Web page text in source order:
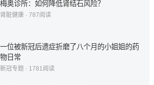
梅奥诊所：如何降低肾结石风险？
肾脏健康· 787阅读
一位被新冠后遗症折磨了八个月的小姐姐的药
物日常
新冠专题· 1781 阅读